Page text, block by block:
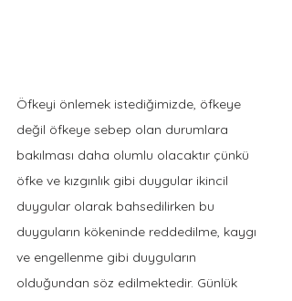
Öfkeyi önlemek istediğimizde, öfkeye
değil öfkeye sebep olan durumlara
bakılması daha olumlu olacaktır çünkü
öfke ve kızgınlık gibi duygular ikincil
duygular olarak bahsedilirken bu
duyguların kökeninde reddedilme, kaygı
ve engellenme gibi duyguların
olduğundan söz edilmektedir. Günlük